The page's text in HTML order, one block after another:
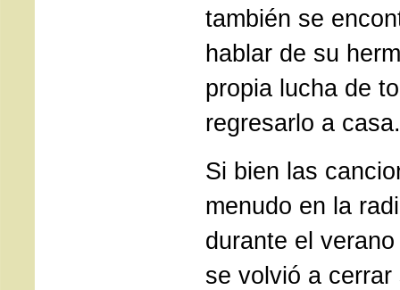
también se
hablar de su
propia lucha de
regresarlo a casa.
Si bien las
menudo en la
durante el
se volvió a